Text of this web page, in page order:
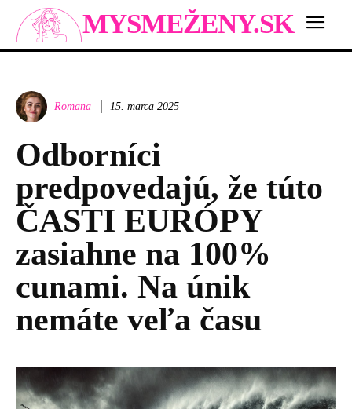
MYSMEŽENY.SK
Romana 15. marca 2025
Odborníci
predpovedajú, že túto
ČASTI EURÓPY
zasiahne na 100%
cunami. Na únik
nemáte veľa času